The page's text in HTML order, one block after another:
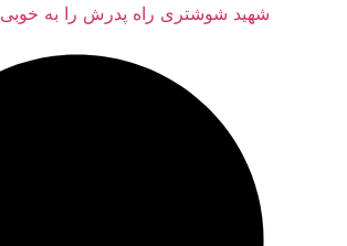
شهید شوشتری راه پدرش را به خوبی ادامه داد